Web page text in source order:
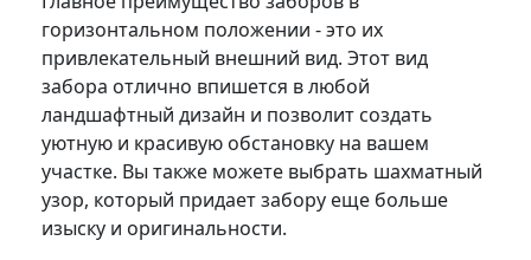
горизонтальном положении - это их
привлекательный внешний вид. Этот вид
забора отлично впишется в любой
ландшафтный дизайн и позволит создать
уютную и красивую обстановку на вашем
участке. Вы также можете выбрать шахматный
узор, который придает забору еще больше
изыску и оригинальности.